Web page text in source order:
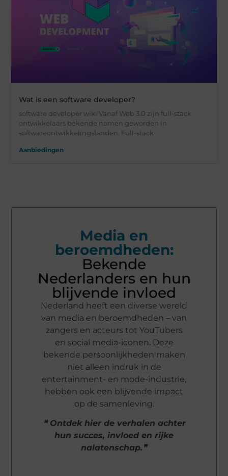
Wat is een software developer?
software developer wiki Vanaf Web 3.0 zijn full-stack
ontwikkelaars bekende namen geworden in
softwareontwikkelingslanden. Full-stack
Aanbiedingen
Media en
beroemdheden:
Bekende
Nederlanders en hun
blijvende invloed
Nederland heeft een diverse wereld
van media en beroemdheden – van
zangers en acteurs tot YouTubers
en social media-iconen. Deze
bekende persoonlijkheden maken
niet alleen indruk in de
entertainment- en mode-industrie,
hebben ook een blijvende impact
op de samenleving.
❝ Ontdek hier de verhalen achter
hun succes, invloed en rijke
nalatenschap.❞